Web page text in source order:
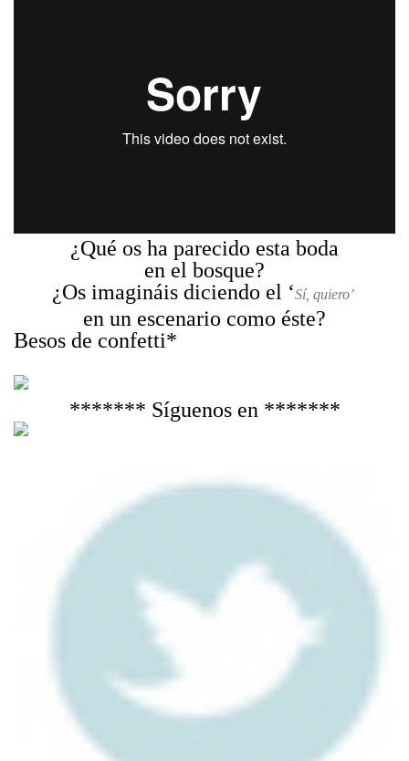
¿Qué os ha parecido esta boda
en el bosque?
¿Os imagináis diciendo el ‘Sí, quiero’
en un escenario como éste?
Besos de confetti*
******* Síguenos en *******